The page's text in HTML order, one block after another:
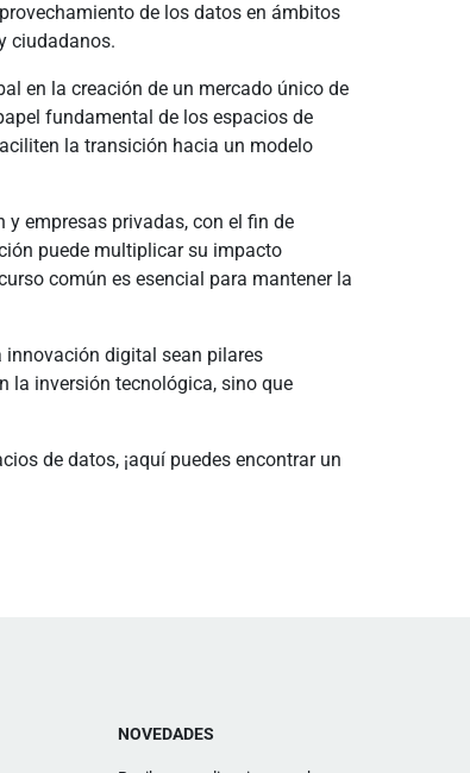
de los datos en ámbitos
ciudadanos.
en la creación de un mercado único de
fundamental de los espacios de
la transición hacia un modelo
empresas privadas, con el fin de
puede multiplicar su impacto
común es esencial para mantener la
innovación digital sean pilares
la inversión tecnológica, sino que
de datos, ¡aquí puedes encontrar un
NOVEDADES